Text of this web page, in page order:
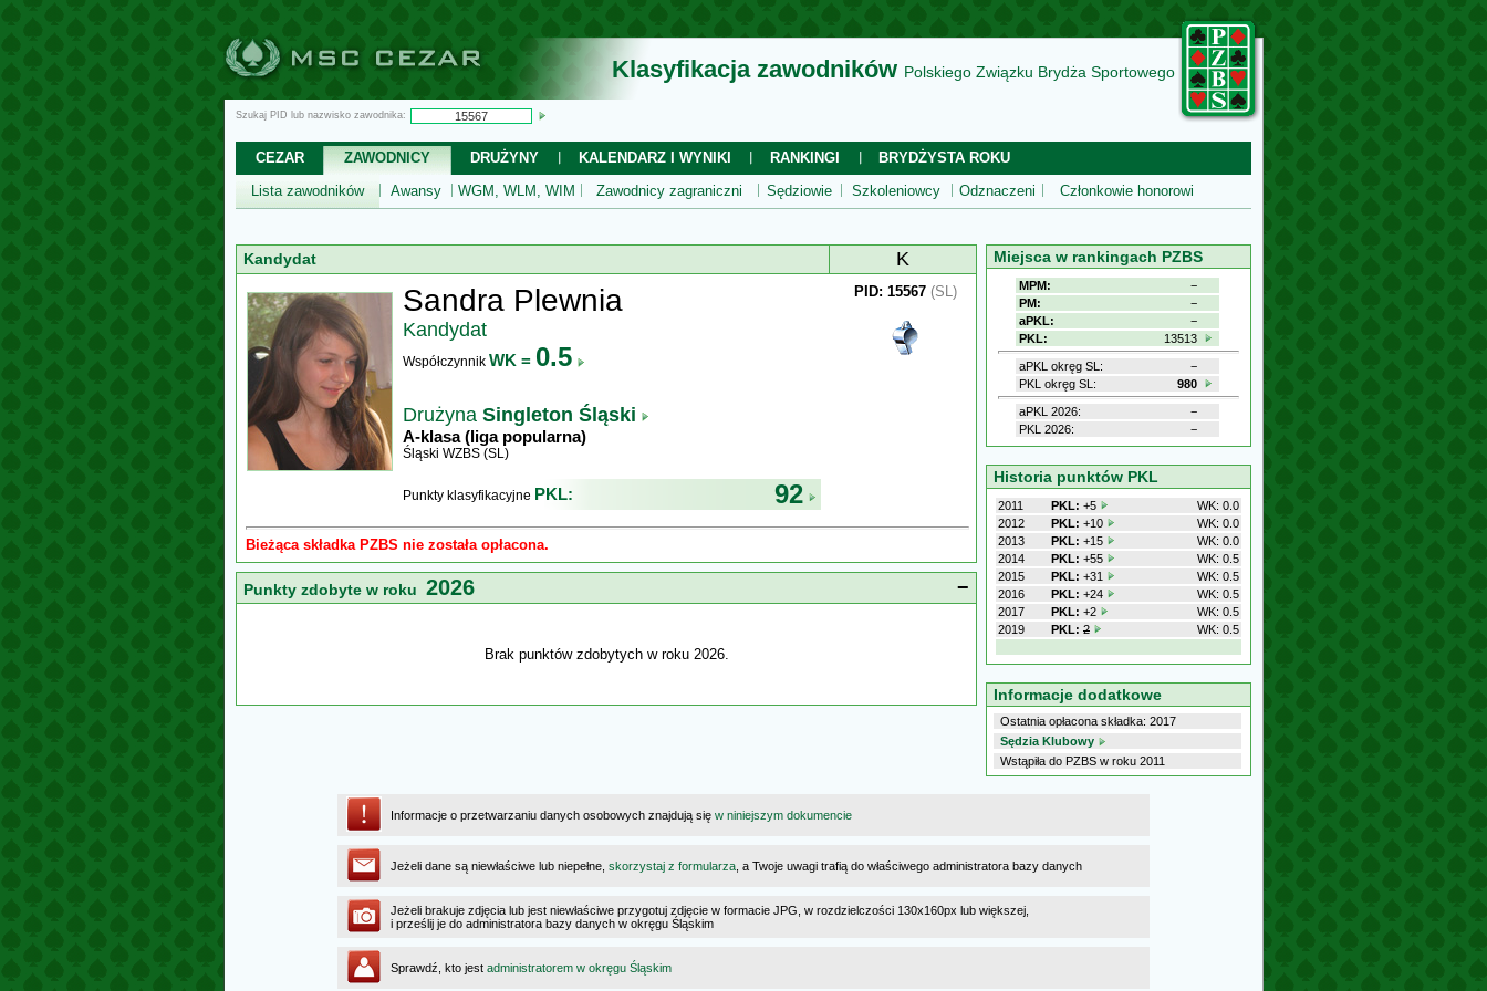
Klasyfikacja zawodników Polskiego Związku Brydża Sportowego
Szukaj PID lub nazwisko zawodnika:
CEZAR ZAWODNICY DRUŻYNY KALENDARZ I WYNIKI RANKINGI
BRYDŻYSTA ROKU
Lista zawodników
Awansy WGM, WLM, WIM Zawodnicy zagraniczni Sędziowie Szkoleniowcy Odznaczeni Członkowie honorowi
Kandydat K
Sandra Plewnia
Kandydat
Współczynnik WK = 0.5
Drużyna Singleton Śląski
A-klasa (liga popularna)
Śląski WZBS (SL)
Punkty klasyfikacyjne PKL: 92
PID: 15567 (SL)
Bieżąca składka PZBS nie została opłacona.
Punkty zdobyte w roku 2026 −
Brak punktów zdobytych w roku 2026.
Miejsca w rankingach PZBS
MPM:
−
PM:
−
aPKL:
−
PKL:
13513
aPKL okręg SL:
−
PKL okręg SL:
980
aPKL 2026:
−
PKL 2026:
−
Historia punktów PKL
2011 PKL: +5
WK: 0.0
2012
PKL: +10
WK: 0.0
2013
PKL: +15
WK: 0.0
2014
PKL: +55
WK: 0.5
2015
PKL: +31
WK: 0.5
2016
PKL: +24
WK: 0.5
2017
PKL: +2
WK: 0.5
2019
PKL: 2 WK: 0.5
Informacje dodatkowe
Ostatnia opłacona składka: 2017
Sędzia Klubowy
Wstąpiła do PZBS w roku 2011
Informacje o przetwarzaniu danych osobowych znajdują się w niniejszym dokumencie
Jeżeli dane są niewłaściwe lub niepełne, skorzystaj z formularza , a Twoje uwagi trafią do właściwego administratora bazy danych
Jeżeli brakuje zdjęcia lub jest niewłaściwe przygotuj zdjęcie w formacie JPG, w rozdzielczości 130x160px lub większej,
i prześlij je do administratora bazy danych w okręgu Śląskim
Sprawdź, kto jest administratorem w okręgu Śląskim